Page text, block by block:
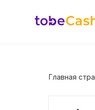
Главная